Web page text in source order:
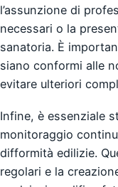
l’assunzione di
necessari o la
sanatoria. È
siano conformi alle
evitare ulteriori
Infine, è essenziale
monitoraggio
difformità edilizie.
regolari e la